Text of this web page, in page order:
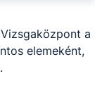
a
elemeként,